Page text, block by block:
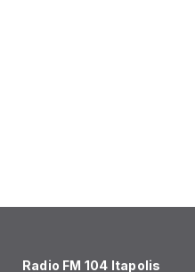
Radio FM 104 Itapolis